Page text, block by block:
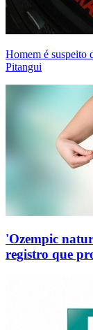
Homem é suspeito
Pitangui
'Ozempic
registro que